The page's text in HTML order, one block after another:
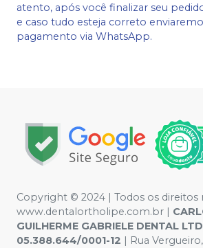
atento, após você finalizar seu
e caso tudo esteja correto
pagamento via WhatsApp.
Copyright © 2024 | Todos os direitos
www.dentalortholipe.com.br |
GUILHERME GABRIELE DENTAL
05.388.644/0001-12 | Rua